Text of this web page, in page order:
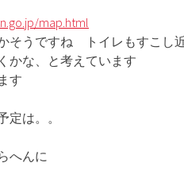
map.html
そうですね トイレもすこし
な、と考えています
す
定は。。
へんに